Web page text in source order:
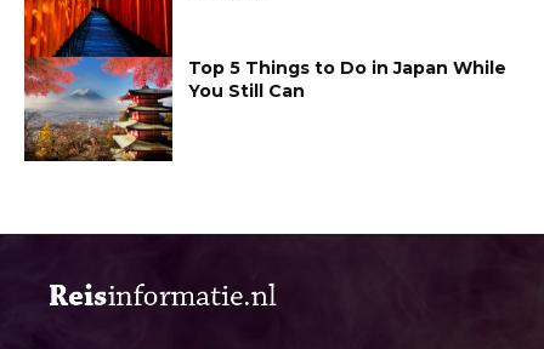
Top 5 Things to Do in Japan While
You Still Can